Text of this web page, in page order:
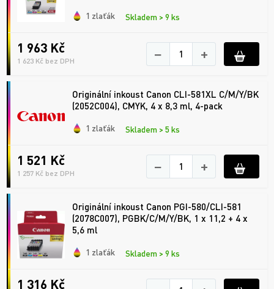
1 zlaťák Skladem > 9 ks
1 963 Kč
1 623 Kč bez DPH − +
Originální inkoust Canon CLI-581XL C/M/Y/BK
(2052C004), CMYK, 4 x 8,3 ml, 4-pack
1 zlaťák Skladem > 5 ks
1 521 Kč
1 257 Kč bez DPH − +
Originální inkoust Canon PGI-580/CLI-581
(2078C007), PGBK/C/M/Y/BK, 1 x 11,2 + 4 x
5,6 ml
1 zlaťák Skladem > 9 ks
1 316 Kč